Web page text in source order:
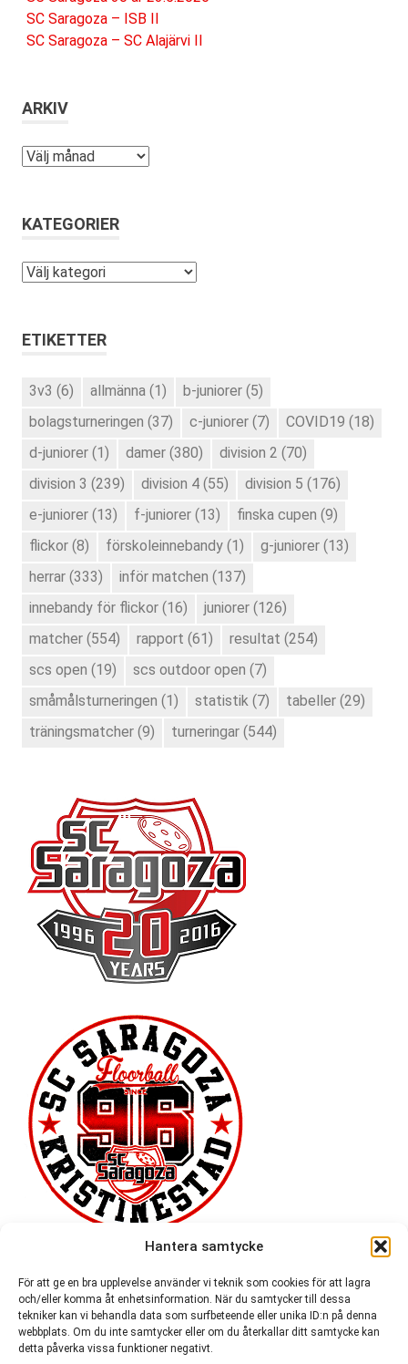
Hantera samtycke
För att ge en bra upplevelse använder vi teknik som cookies för att lagra
och/eller komma åt enhetsinformation. När du samtycker till dessa
tekniker kan vi behandla data som surfbeteende eller unika ID:n på denna
webbplats. Om du inte samtycker eller om du återkallar ditt samtycke kan
detta påverka vissa funktioner negativt.
SC Saragoza – ISB II
SC Saragoza – SC Alajärvi II
ARKIV
Arkiv
KATEGORIER
Kategorier
ETIKETTER
3v3 (6) allmänna (1) b-juniorer (5)
bolagsturneringen (37) c-juniorer (7) COVID19 (18)
d-juniorer (1) damer (380) division 2 (70)
division 3 (239) division 4 (55) division 5 (176)
e-juniorer (13) f-juniorer (13) finska cupen (9)
flickor (8) förskoleinnebandy (1) g-juniorer (13)
herrar (333) inför matchen (137)
innebandy för flickor (16) juniorer (126)
matcher (554) rapport (61) resultat (254)
scs open (19) scs outdoor open (7)
småmålsturneringen (1) statistik (7) tabeller (29)
träningsmatcher (9) turneringar (544)